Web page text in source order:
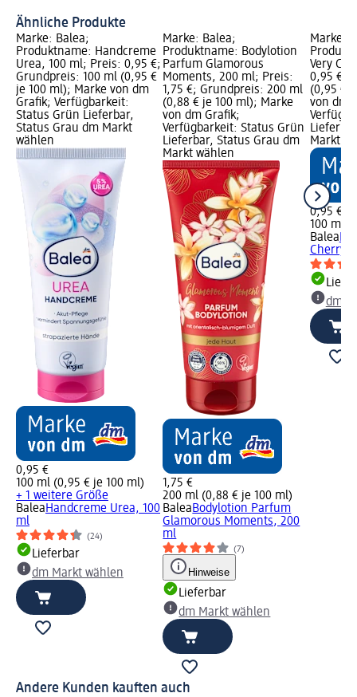
Ähnliche Produkte
Marke: Balea;
Produktname: Handcreme
Urea, 100 ml; Preis: 0,95 €;
Grundpreis: 100 ml (0,95 €
je 100 ml); Marke von dm
Grafik; Verfügbarkeit:
Status Grün Lieferbar,
Status Grau dm Markt
wählen
0,95 €
100 ml (0,95 € je 100 ml)
+ 1 weitere Größe
BaleaHandcreme Urea, 100
ml
(24)
Lieferbar
dm Markt wählen
Marke: Balea;
Produktname: Bodylotion
Parfum Glamorous
Moments, 200 ml; Preis:
1,75 €; Grundpreis: 200 ml
(0,88 € je 100 ml); Marke
von dm Grafik;
Verfügbarkeit: Status Grün
Lieferbar, Status Grau dm
Markt wählen
1,75 €
200 ml (0,88 € je 100 ml)
BaleaBodylotion Parfum
Glamorous Moments, 200
ml
(7)
Hinweise
Lieferbar
dm Markt wählen
Marke:
Very
0,95 €;
(0,95 €
von dm
Markt
0,95 €
100 ml
Balea
Cherry,
dm
Andere Kunden kauften auch